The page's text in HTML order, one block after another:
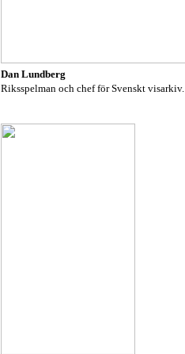
Dan Lundberg
Riksspelman och chef för Svenskt visarkiv.